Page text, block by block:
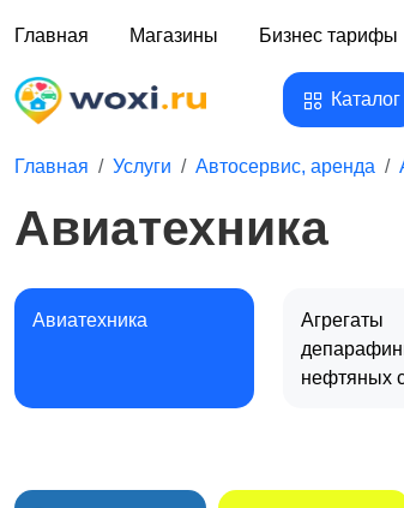
Главная Магазины Бизнес тарифы
Каталог
Главная Услуги Автосервис, аренда
Авиатехника
Авиатехника
Агрегаты
нефтяных
электростанции